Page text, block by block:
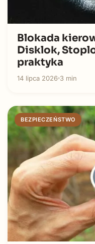
Blokada
Disklok,
praktyka
14 lipca 2026 3 min
BEZPIECZEŃSTWO